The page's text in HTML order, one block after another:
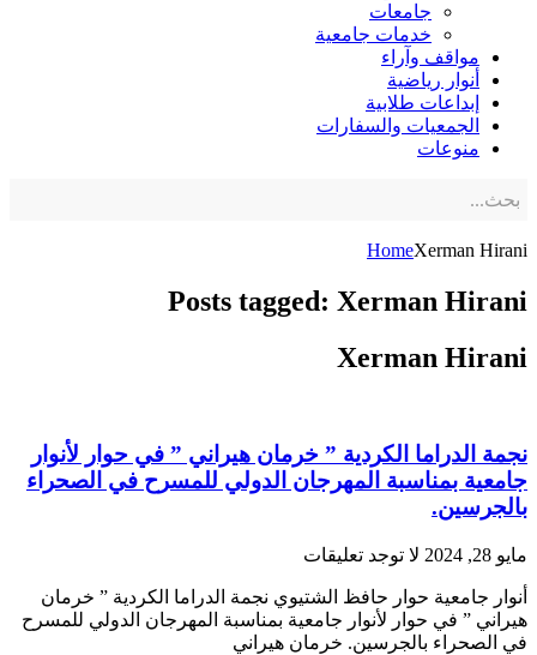
جامعات
خدمات جامعية
مواقف وآراء
أنوار رياضية
إبداعات طلابية
الجمعيات والسفارات
منوعات
HomeXerman Hirani
Posts tagged: Xerman Hirani
Xerman Hirani
نجمة الدراما الكردية ” خرمان هيراني ” في حوار لأنوار
جامعية بمناسبة المهرجان الدولي للمسرح في الصحراء
بالجرسين.
مايو 28, 2024 لا توجد تعليقات
أنوار جامعية حوار حافظ الشتيوي نجمة الدراما الكردية ” خرمان
هيراني ” في حوار لأنوار جامعية بمناسبة المهرجان الدولي للمسرح
في الصحراء بالجرسين. خرمان هيراني